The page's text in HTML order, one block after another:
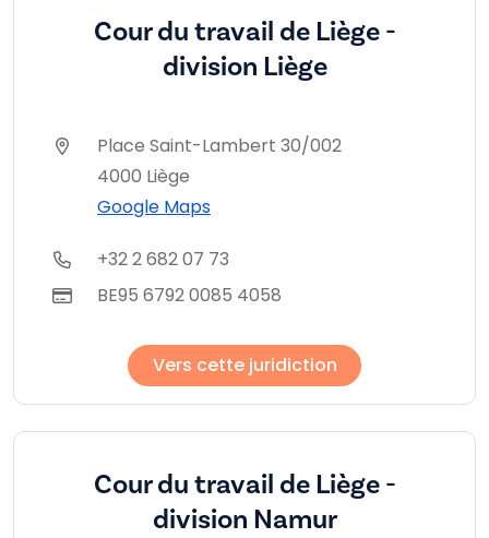
Cour du travail de Liège -
division Liège
Place Saint-Lambert 30/002
4000 Liège
Google Maps
+32 2 682 07 73
BE95 6792 0085 4058
Vers cette juridiction
Cour du travail de Liège -
division Namur